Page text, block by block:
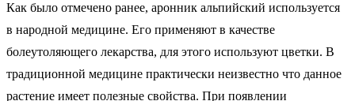
Как было отмечено ранее, аронник альпийский используется
в народной медицине. Его применяют в качестве
болеутоляющего лекарства, для этого используют цветки. В
традиционной медицине практически неизвестно что данное
растение имеет полезные свойства. При появлении